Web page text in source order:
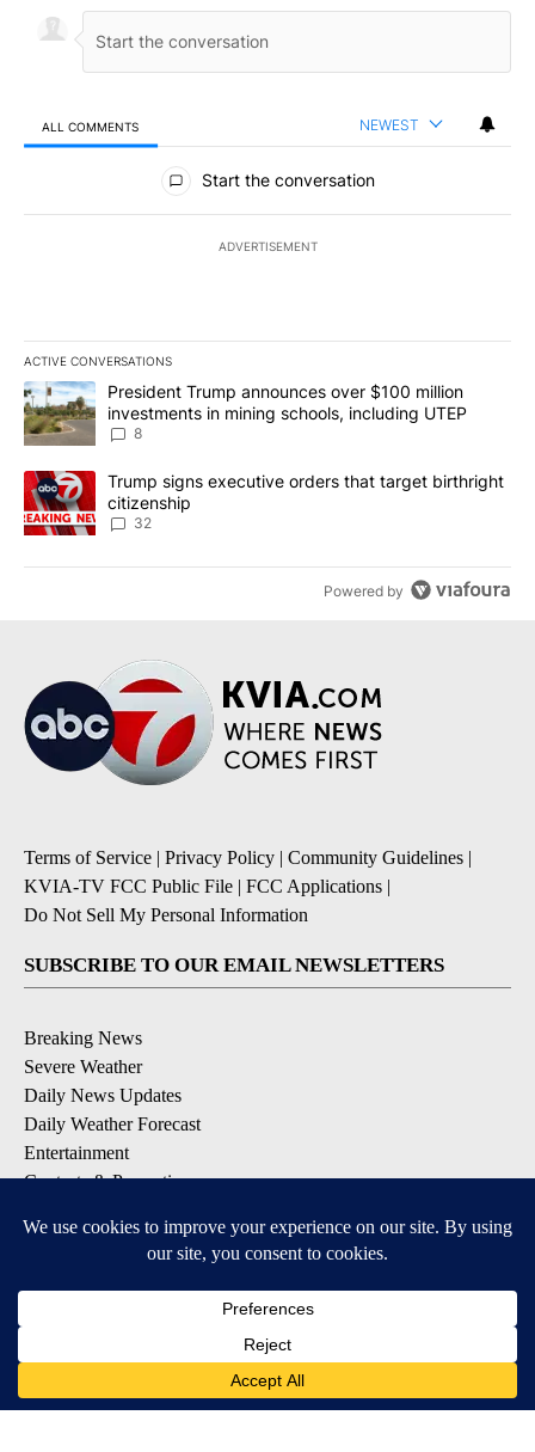
ALL COMMENTS NEWEST
All Comments
Start the conversation
ADVERTISEMENT
ACTIVE CONVERSATIONS
The following is a list of the most commented articles in the last
A trending article titled "President Trump announces over $100
President Trump announces over $100 million
investments in mining schools, including UTEP
8
A trending article titled "Trump signs executive orders that
Trump signs executive orders that target birthright
citizenship
32
Powered by
Terms of Service | Privacy Policy | Community Guidelines |
KVIA-TV FCC Public File | FCC Applications |
Do Not Sell My Personal Information
SUBSCRIBE TO OUR EMAIL NEWSLETTERS
Breaking News
Severe Weather
Daily News Updates
Daily Weather Forecast
Entertainment
Contests & Promotions
DOWNLOAD OUR APPS
Available for iOS and Android